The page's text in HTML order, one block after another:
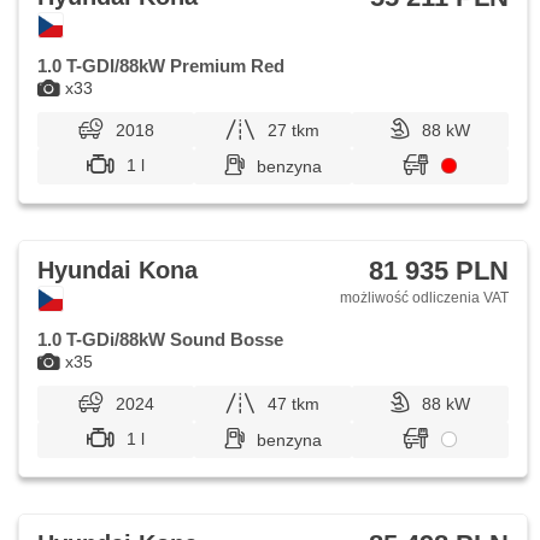
x33
1.0 T-GDI/88kW Premium Red
2018 27 tkm
88 kW
1 l
benzyna
x35
Hyundai Kona 81 935 PLN
możliwość odliczenia VAT
1.0 T-GDi/88kW Sound Bosse
2024 47 tkm
88 kW
1 l
benzyna